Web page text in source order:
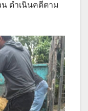
ดำเนินคดีตาม